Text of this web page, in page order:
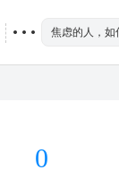
0